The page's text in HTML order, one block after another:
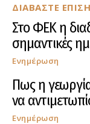
ΔΙΑΒΑΣΤΕ
Στο ΦΕΚ η
σημαντικές
Ενημέρωση
Πως η
να
Ενημέρωση